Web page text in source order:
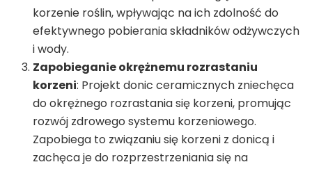
korzenie roślin, wpływając na ich zdolność do
efektywnego pobierania składników odżywczych
i wody.
Zapobieganie okrężnemu rozrastaniu
korzeni: Projekt donic ceramicznych zniechęca
do okrężnego rozrastania się korzeni, promując
rozwój zdrowego systemu korzeniowego.
Zapobiega to związaniu się korzeni z donicą i
zachęca je do rozprzestrzeniania się na